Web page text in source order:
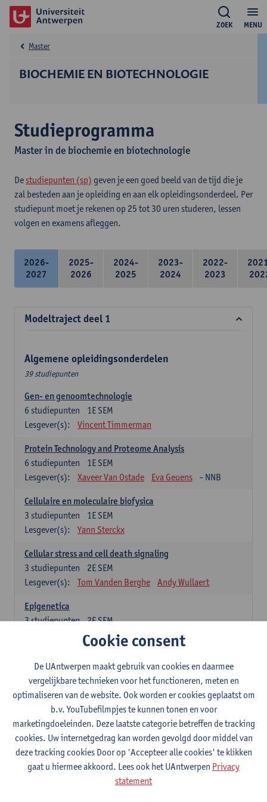
MENU
ZOEK
BIOCHEMIE EN BIOTECHNOLOGIE
Master
Studieprogramma
Master in de biochemie en biotechnologie
De studiepunten (sp) geven je een goed beeld van de tijd die je
zal besteden aan je opleiding en aan elk opleidingsonderdeel. Per
studiepunt moet je rekenen op 25 tot 30 uren studeren, lessen
volgen en examens afleggen.
2026-
2027
2025-
2026
2024-
2025
2023-
2024
2022-
2023
Modeltraject deel 1
Algemene opleidingsonderdelen
39 studiepunten
Gen- en genoomtechnologie
1E SEM
6 studiepunten
Lesgever(s):
Vincent Timmerman
Protein Technology and Proteome Analysis
1E SEM
6 studiepunten
Lesgever(s):
Xaveer Van Ostade Eva Geuens - NNB
Cellulaire en moleculaire biofysica
1E SEM
3 studiepunten
Lesgever(s):
Yann Sterckx
Cellular stress and cell death signaling
2E SEM
3 studiepunten
Lesgever(s):
Tom Vanden Berghe Andy Wullaert
Epigenetica
2E SEM
3studiepunten
Wim Vanden Berghe
2E SEM
studiepunten
Lesgever(s):
Erik Fransen Kris Laukens
Laboratory Animal Science (core module)
2E SEM
6studiepunten
Lesgever(s):
Chris Van Ginneken Debby Van Dam
Bio-ethics
Cookie consent
De UAntwerpen maakt gebruik van cookies en daarmee
vergelijkbare technieken voor het functioneren, meten en
optimaliseren van de website. Ook worden er cookies geplaatst om
b.v. YouTubefilmpjes te kunnen tonen en voor
marketingdoeleinden. Deze laatste categorie betreffen de tracking
cookies. Uw internetgedrag kan worden gevolgd door middel van
deze tracking cookies Door op 'Accepteer alle cookies' te klikken
gaat u hiermee akkoord. Lees ook het UAntwerpen Privacy
statement